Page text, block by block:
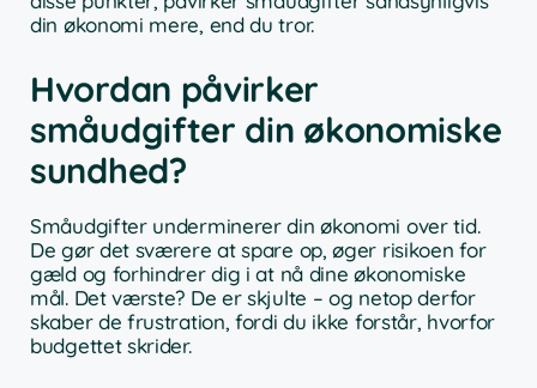
din økonomi mere, end du tror.
Hvordan påvirker
småudgifter din økonomiske
sundhed?
Småudgifter underminerer din økonomi over tid.
De gør det sværere at spare op, øger risikoen for
gæld og forhindrer dig i at nå dine økonomiske
mål. Det værste? De er skjulte – og netop derfor
skaber de frustration, fordi du ikke forstår, hvorfor
budgettet skrider.